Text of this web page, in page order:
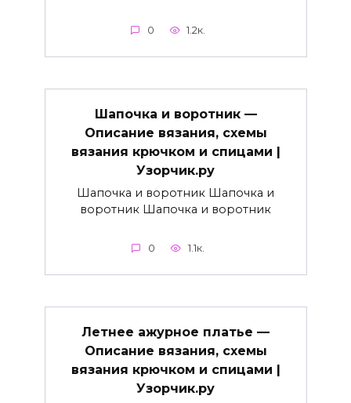
0 1.2к.
Шапочка и воротник —
Описание вязания, схемы
вязания крючком и спицами |
Узорчик.ру
Шапочка и воротник Шапочка и
воротник Шапочка и воротник
0 1.1к.
Летнее ажурное платье —
Описание вязания, схемы
вязания крючком и спицами |
Узорчик.ру